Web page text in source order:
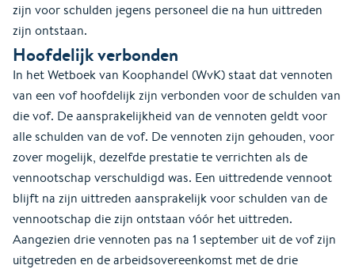
zijn voor schulden jegens personeel die na hun uittreden
zijn ontstaan.
Hoofdelijk verbonden
In het Wetboek van Koophandel (WvK) staat dat vennoten
van een vof hoofdelijk zijn verbonden voor de schulden van
die vof. De aansprakelijkheid van de vennoten geldt voor
alle schulden van de vof. De vennoten zijn gehouden, voor
zover mogelijk, dezelfde prestatie te verrichten als de
vennootschap verschuldigd was. Een uittredende vennoot
blijft na zijn uittreden aansprakelijk voor schulden van de
vennootschap die zijn ontstaan vóór het uittreden.
Aangezien drie vennoten pas na 1 september uit de vof zijn
uitgetreden en de arbeidsovereenkomst met de drie